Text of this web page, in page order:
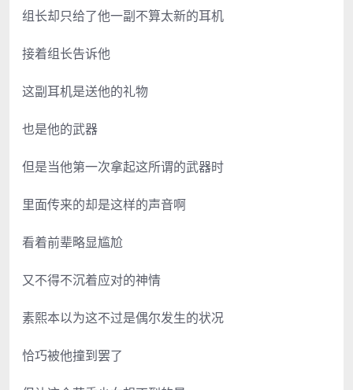
组长却只给了他一副不算太新的耳机
接着组长告诉他
这副耳机是送他的礼物
也是他的武器
但是当他第一次拿起这所谓的武器时
里面传来的却是这样的声音啊
看着前辈略显尴尬
又不得不沉着应对的神情
素熙本以为这不过是偶尔发生的状况
恰巧被他撞到罢了